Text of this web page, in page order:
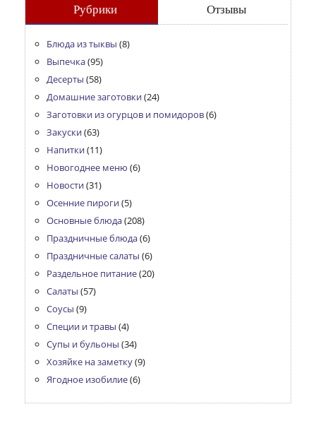
Рубрики Отзывы
Блюда из тыквы (8)
Выпечка(95)
Десерты (58)
Домашние заготовки(24)
Заготовки из огурцов и помидоров(6)
Закуски(63)
Напитки(11)
Новогоднее меню (6)
Новости(31)
Осенние пироги(5)
Основные блюда(208)
Праздничные блюда(6)
Праздничные салаты (6)
Раздельное питание(20)
Салаты (57)
Соусы (9)
Специи и травы (4)
Супы и бульоны (34)
Хозяйке на заметку(9)
Ягодное изобилие(6)